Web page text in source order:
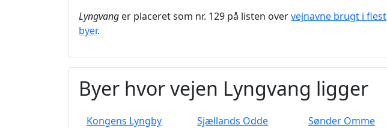
Lyngvang er placeret som nr. 129 på listen overvejnavne brugt i flest
byer.
Byer hvor vejen Lyngvang ligger
Kongens Lyngby Sjællands Odde Sønder Omme